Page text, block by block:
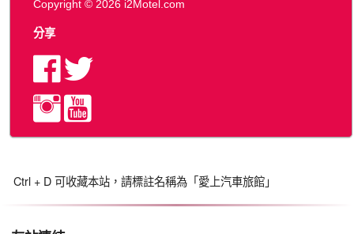
Copyright © 2026 i2Motel.com
分享
Ctrl + D 可收藏本站，請標註名稱為「愛上汽車旅館」